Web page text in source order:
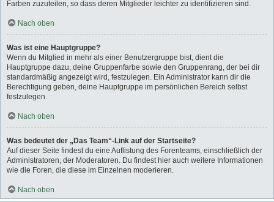
Farben zuzuteilen, so dass deren Mitglieder leichter zu identifizieren sind.
Nach oben
Was ist eine Hauptgruppe?
Wenn du Mitglied in mehr als einer Benutzergruppe bist, dient die
Hauptgruppe dazu, deine Gruppenfarbe sowie den Gruppenrang, der bei dir
standardmäßig angezeigt wird, festzulegen. Ein Administrator kann dir die
Berechtigung geben, deine Hauptgruppe im persönlichen Bereich selbst
festzulegen.
Nach oben
Was bedeutet der „Das Team“-Link auf der Startseite?
Auf dieser Seite findest du eine Auflistung des Forenteams, einschließlich der
Administratoren, der Moderatoren. Du findest hier auch weitere Informationen
wie die Foren, die diese im Einzelnen moderieren.
Nach oben